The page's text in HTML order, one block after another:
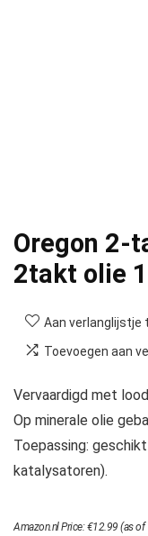
Oregon 2-
2takt olie
Aan verlanglijstje
Toevoegen aan
Vervaardigd met
Op minerale olie
Toepassing:
katalysatoren).
Amazon.nl Price:€12.99 (as of